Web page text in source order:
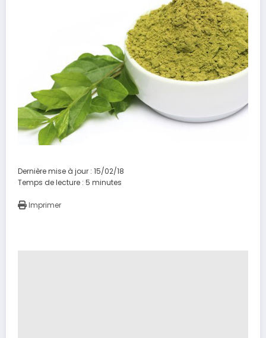
Dernière mise à jour : 15/02/18
Temps de lecture : 5 minutes
Imprimer